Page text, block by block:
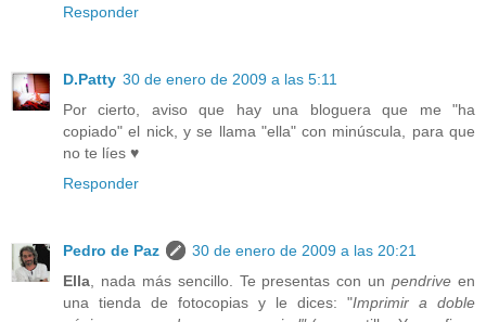
Responder
D.Patty 30 de enero de 2009 a las 5:11
Por cierto, aviso que hay una bloguera que me "ha
copiado" el nick, y se llama "ella" con minúscula, para que
no te líes ♥
Responder
Pedro de Paz
30 de enero de 2009 a las 20:21
Ella , nada más sencillo. Te presentas con unpendrive en
una tienda de fotocopias y le dices: "Imprimir a doble